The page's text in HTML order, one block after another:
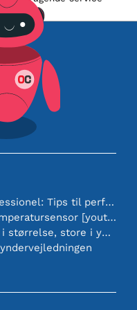
Lodning som en professionel: Tips til perfekte elektroniske forbindelser
Valg af den rigtige temperatursensor [youtube]
18650 Batterier: Små i størrelse, store i ydeevne